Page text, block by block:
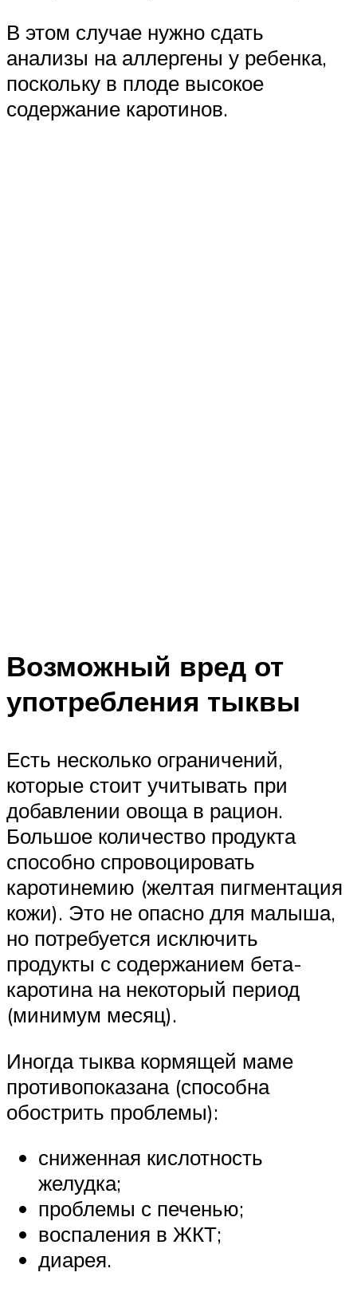
В этом случае нужно сдать
анализы на аллергены у ребенка,
поскольку в плоде высокое
содержание каротинов.
Возможный вред от
употребления тыквы
Есть несколько ограничений,
которые стоит учитывать при
добавлении овоща в рацион.
Большое количество продукта
способно спровоцировать
каротинемию (желтая пигментация
кожи). Это не опасно для малыша,
но потребуется исключить
продукты с содержанием бета-
каротина на некоторый период
(минимум месяц).
Иногда тыква кормящей маме
противопоказана (способна
обострить проблемы):
сниженная кислотность
желудка;
проблемы с печенью;
воспаления в ЖКТ;
диарея.